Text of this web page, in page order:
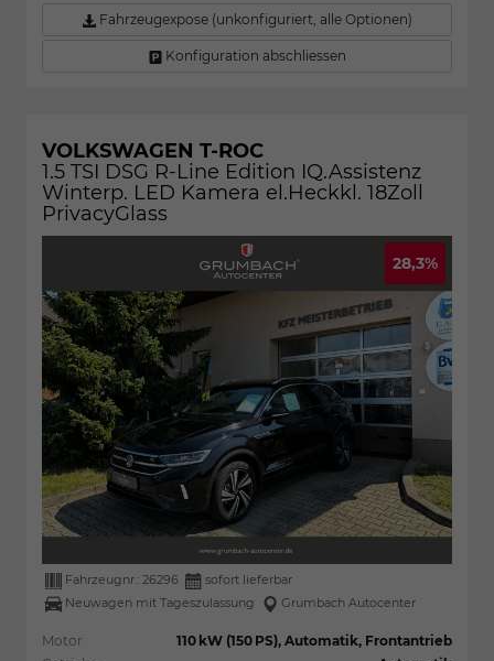
Fahrzeugexpose (unkonfiguriert, alle Optionen)
Konfiguration abschliessen
VOLKSWAGEN T-ROC
1.5 TSI DSG R-Line Edition IQ.Assistenz
Winterp. LED Kamera el.Heckkl. 18Zoll
PrivacyGlass
28,3%
Fahrzeugnr.: 26296
sofort lieferbar
Neuwagen mit Tageszulassung
Grumbach Autocenter
Motor
110 kW (150 PS), Automatik, Frontantrieb